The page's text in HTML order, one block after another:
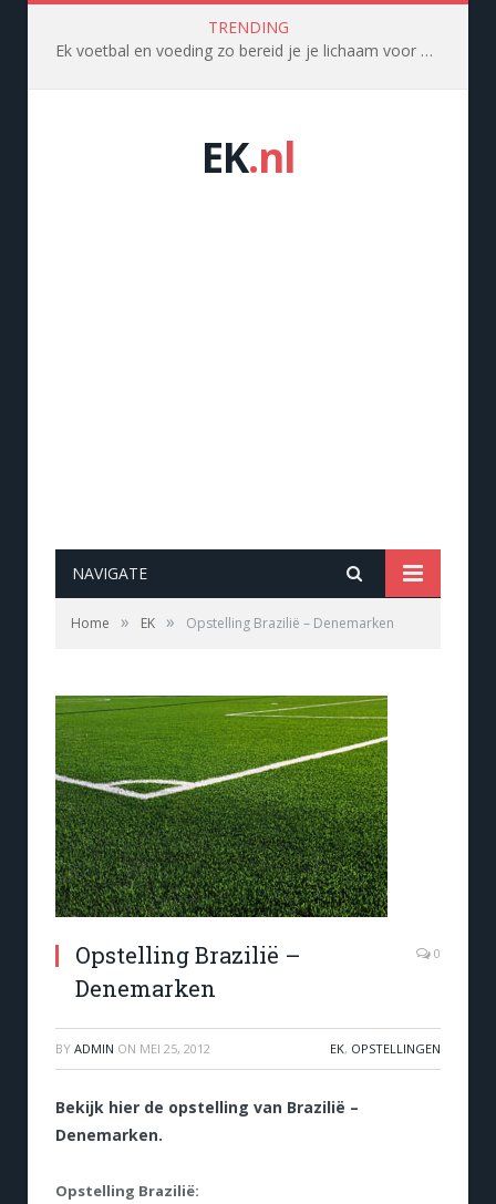
TRENDING
Ek voetbal en voeding zo bereid je je lichaam voor op topprestaties
EK.nl
NAVIGATE
Home » EK » Opstelling Brazilië – Denemarken
Opstelling Brazilië –
Denemarken
0
BY ADMIN ON MEI 25, 2012 EK, OPSTELLINGEN
Bekijk hier de opstelling van Brazilië –
Denemarken.
Opstelling Brazilië: